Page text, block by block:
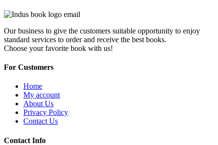
Our business to give the customers suitable opportunity to enjoy
standard services to order and receive the best books.
Choose your favorite book with us!
For Customers
Home
My account
About Us
Privacy Policy
Contact Us
Contact Info